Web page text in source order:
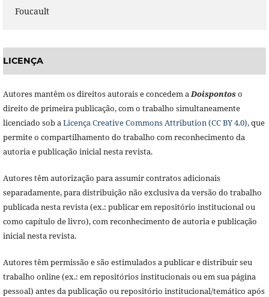
Foucault
LICENÇA
Autores mantêm os direitos autorais e concedem a Doispontoso
direito de primeira publicação, com o trabalho simultaneamente
licenciado sob a Licença Creative Commons Attribution (CC BY 4.0),que
permite o compartilhamento do trabalho com reconhecimento da
autoria e publicação inicial nesta revista.
Autores têm autorização para assumir contratos adicionais
separadamente, para distribuição não exclusiva da versão do trabalho
publicada nesta revista (ex.: publicar em repositório institucional ou
como capítulo de livro), com reconhecimento de autoria e publicação
inicial nesta revista.
Autores têm permissão e são estimulados a publicar e distribuir seu
trabalho online (ex.: em repositórios institucionais ou em sua página
pessoal) antes da publicação ou repositório institucional/temático após